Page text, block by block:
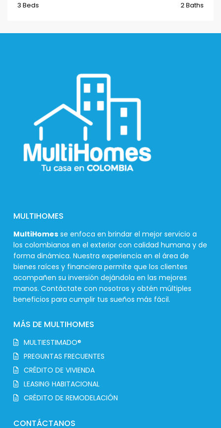
3 Beds 2 Baths
MULTIHOMES
MultiHomes se enfoca en brindar el mejor servicio a
los colombianos en el exterior con calidad humana y de
forma dinámica. Nuestra experiencia en el área de
bienes raíces y financiera permite que los clientes
acompañen su inversión dejándola en las mejores
manos. Contáctate con nosotros y obtén múltiples
beneficios para cumplir tus sueños más fácil.
MÁS DE MULTIHOMES
MULTIESTIMADO®
PREGUNTAS FRECUENTES
CRÉDITO DE VIVIENDA
LEASING HABITACIONAL
CRÉDITO DE REMODELACIÓN
CONTÁCTANOS